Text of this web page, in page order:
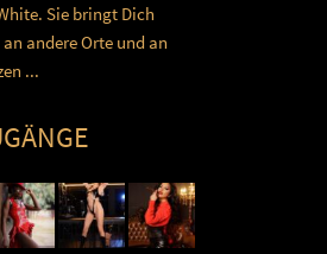
Sie bringt Dich
andere Orte und an
...